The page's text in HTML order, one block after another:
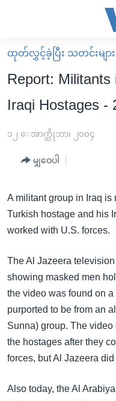
လွယ်ကူ
စေ
သည့်
များ
ပင်မ
ညွန်း
စာမျက်နှာ
သို့
ကျော်
ကြည့်
ရှာဖွေ
မူလစာမျက်နှာ
မြန်မာ
ကမ္ဘာ့သတင်းများ
နိုင်ငံတကာ
အစ္စရေး-ပါလက်စတိုင်း
ရပ်ဝန်းတခု လမ်းတခု အလွ
အင်္ဂလိပ်စာလေ့လာမယ်
အမေရိကန်သုံးအီဒီယံ
မကြေးမုံရဲ့ အင်္ဂလိပ်စာ
ရုပ်ရှင်ထဲက အင်္ဂလိပ်စာ
သုတပဒေသာ အင်္ဂလိပ်စာ
အပတ်စဉ်ကဏ္ဍများ
ရေဒီယို
တီဗွီ
ရေဒီယိုနှင့်ရုပ်သံ အချက်အ
ရေဒီယို/တီဗွီအစီအစဉ်
Learning English
ဗွီအိုအေ လူမှုကွန်ယက်များ
ထုတ်လွှင့်ခဲ့ပြီး သတင်းများ
Report: Militants
Iraqi Hostages -
၁၂ ေအာက္တိုဘာ၊ ၂၀၀၄
မျှဝေပါ
A militant group in Iraq is
Turkish hostage and his
worked with U.S. forces.
The Al Jazeera
showing masked men
the video was found on
purported to be from an
Sunna) group. The
the hostages after they
forces, but Al Jazeera
Also today, the Al